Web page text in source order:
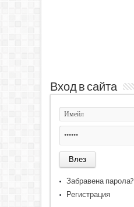
Вход в сайта
Забравена парола?
Регистрация